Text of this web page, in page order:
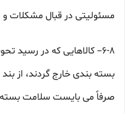
مسئولیتی در قبال مشکلات و
۶-۸– کالاهایی که در رسید
بسته بندی خارج گردند، از
صرفاً می بایست سلامت بسته